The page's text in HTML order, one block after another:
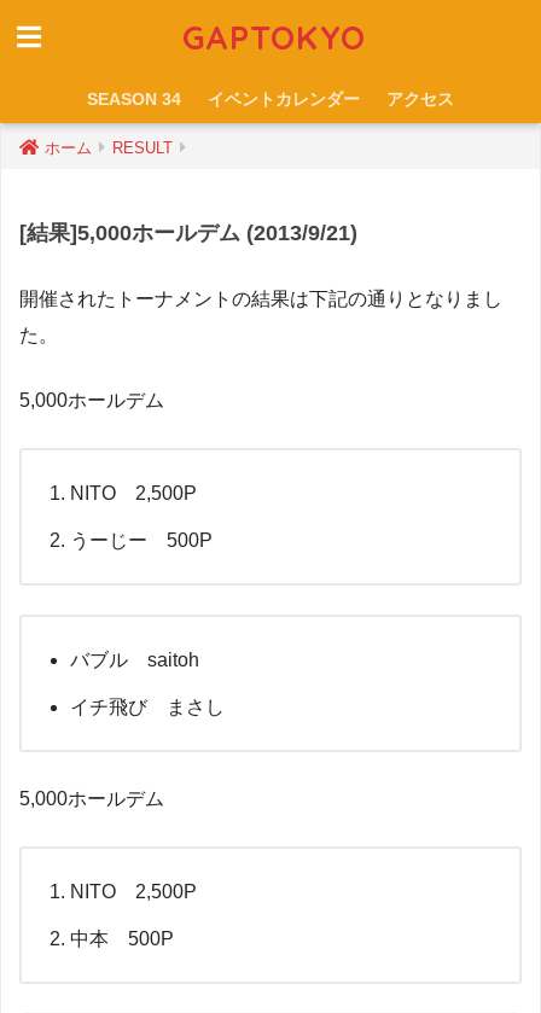
GAPTOKYO
SEASON 34 イベントカレンダー アクセス
ホーム RESULT
[結果]5,000ホールデム (2013/9/21)
開催されたトーナメントの結果は下記の通りとなりまし
た。
5,000ホールデム
NITO 2,500P
うーじー 500P
バブル saitoh
イチ飛び まさし
5,000ホールデム
NITO 2,500P
中本 500P